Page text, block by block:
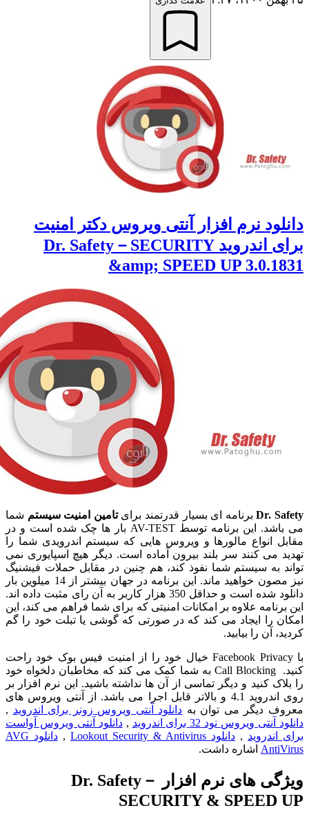
نرم افزار آنتی ویروس دکتر امنیت
برای اندروید Dr. Safety－SECURITY
&amp; SPEED UP
Dr.برنامه ای بسیار قدرتمند برایتامین امنیت سیستمشما
می باشد. این برنامه توسط AV-TEST بار ها چک شده است و در
انواع مالورها و ویروس هایی که سیستم اندرویدی شما را
می کنند سر بلند بیرون آماده است. دیگر هیچ اسپایوری نمی
به سیستم شما نفوذ کند، هم چنین در مقابل حملات فیشنیگ
نیز مصون خواهید ماند. این برنامه در جهان بیشتر از 14 میلوین بار
دانلود شده است و حداقل 350 هزار کاربر به آن رای مثبت داده اند.
علاوه بر امکانات امنیتی که برای شما فراهم می کند، این
را ایجاد می کند که در صورتی که گوشی یا تبلت خود را گم
آن را بیابید.
با Facebook Privacy خیال خود را از امنیت فیس بوک خود راحت
کنید. Call Blocking به شما کمک می کند که مخاطبان دلخواه خود
کنید و دیگر تماسی از آن ها نداشته باشید. این نرم افزار بر
روی اندروید 4.1 و بالاتر قابل اجرا می باشد. از آنتی ویروس های
دیگر می توان بهدانلود آنتی ویروس زونر برای اندروید
,
ویروس نود 32 برای اندروید
,دانلود آنتی ویروس آواست
,دانلود Lookout Security & Antivirus ,
دانلود AVG
اشاره داشت.
ویژگی های نرم افزار Dr. Safety－
SECURITY &